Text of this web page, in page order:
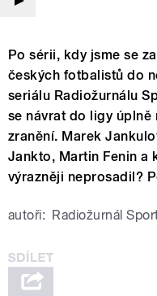
Po sérii, kdy jsme se
českých fotbalistů do
seriálu Radiožurnálu
se návrat do ligy
zranění. Marek
Jankto, Martin Fenin a
výrazněji neprosadil?
autoři: Radiožurnál